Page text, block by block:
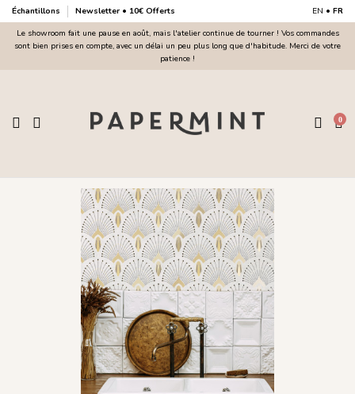
Échantillons Newsletter • 10€ Offerts EN • FR
Le showroom fait une pause en août, mais l'atelier continue de tourner ! Vos commandes
sont bien prises en compte, avec un délai un peu plus long que d'habitude. Merci de votre
patience !
0